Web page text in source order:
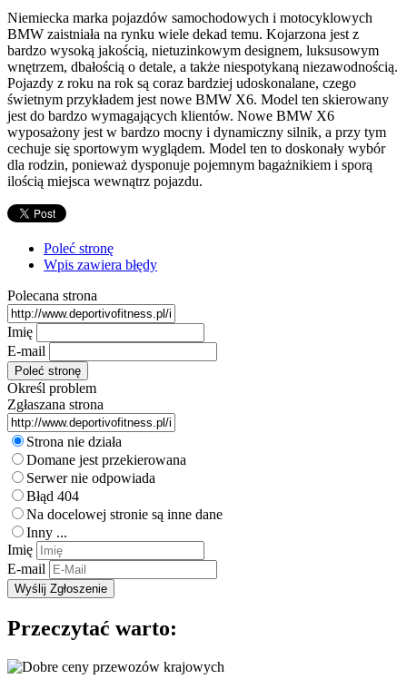
Niemiecka marka pojazdów samochodowych i motocyklowych
BMW zaistniała na rynku wiele dekad temu. Kojarzona jest z
bardzo wysoką jakością, nietuzinkowym designem, luksusowym
wnętrzem, dbałością o detale, a także niespotykaną niezawodnością.
Pojazdy z roku na rok są coraz bardziej udoskonalane, czego
świetnym przykładem jest nowe BMW X6. Model ten skierowany
jest do bardzo wymagających klientów. Nowe BMW X6
wyposażony jest w bardzo mocny i dynamiczny silnik, a przy tym
cechuje się sportowym wyglądem. Model ten to doskonały wybór
dla rodzin, ponieważ dysponuje pojemnym bagażnikiem i sporą
ilością miejsca wewnątrz pojazdu.
Poleć stronę
Wpis zawiera błędy
Polecana strona
Imię
E-mail
Określ problem
Zgłaszana strona
Strona nie działa
Domane jest przekierowana
Serwer nie odpowiada
Błąd 404
Na docelowej stronie są inne dane
Inny ...
Imię
E-mail
Przeczytać warto: